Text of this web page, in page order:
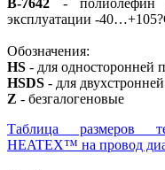
B-7642 - полиолефин
эксплуатации -
Обозначения:
HS - для односторонней
HSDS - для
Z - безгалогеновые
Таблица размеров
HEATEX™ на провод